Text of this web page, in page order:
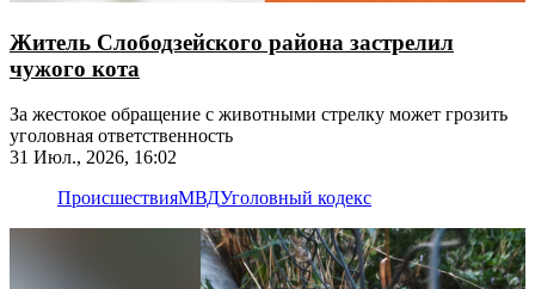
Житель Слободзейского района застрелил
чужого кота
За жестокое обращение с животными стрелку может грозить
уголовная ответственность
31 Июл., 2026, 16:02
ПроисшествияМВДУголовный кодекс